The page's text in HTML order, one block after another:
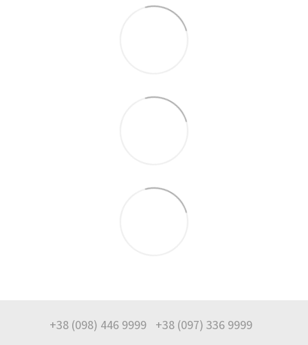
+38 (098) 446 9999 +38 (097) 336 9999